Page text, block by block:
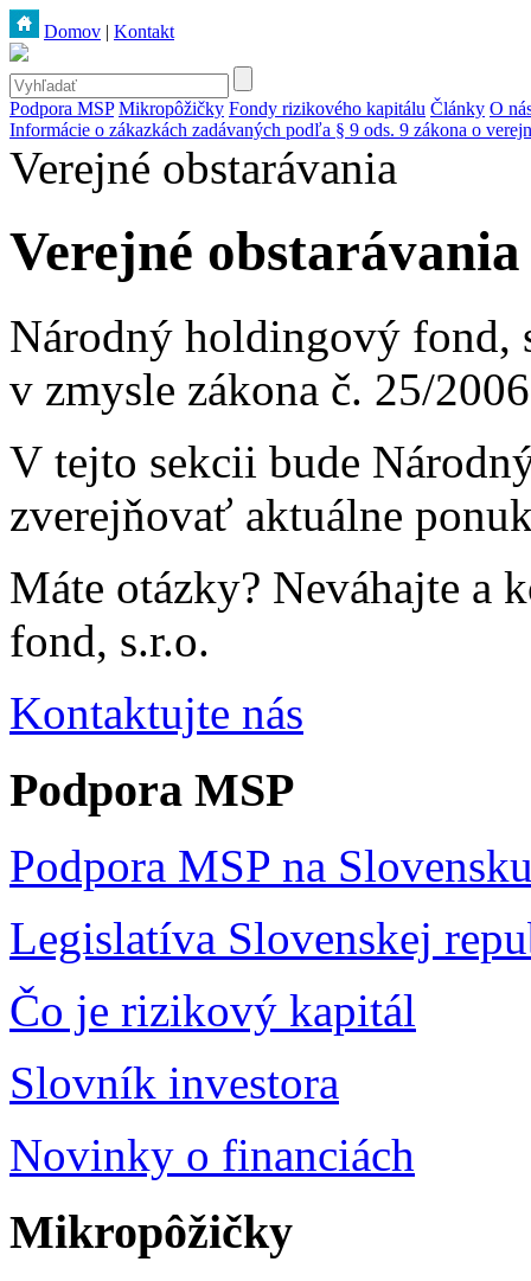
Domov | Kontakt
Podpora MSP Mikropôžičky Fondy rizikového kapitálu Články O
Informácie o zákazkách zadávaných podľa § 9 ods. 9 zákona o
Verejné obstarávania
Verejné obstarávania
Národný holdingový fond,
v zmysle zákona č. 25/
V tejto sekcii bude
zverejňovať aktuálne
Máte otázky? Neváhajte a
fond, s.r.o.
Kontaktujte nás
Podpora MSP
Podpora MSP na
Legislatíva Slovenskej
Čo je rizikový kapitál
Slovník investora
Novinky o financiách
Mikropôžičky